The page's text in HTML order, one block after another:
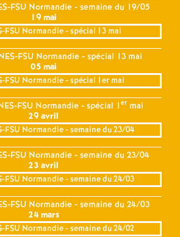
FSU Normandie - semaine du 19/05
19 mai
FSU Normandie - spécial 13 mai
05 mai
FSU Normandie - spécial 1ermai
29 avril
FSU Normandie - semaine du 23/04
23 avril
FSU Normandie - semaine du 24/03
24 mars